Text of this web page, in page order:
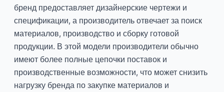
бренд предоставляет дизайнерские чертежи и
спецификации, а производитель отвечает за поиск
материалов, производство и сборку готовой
продукции. В этой модели производители обычно
имеют более полные цепочки поставок и
производственные возможности, что может снизить
нагрузку бренда по закупке материалов и